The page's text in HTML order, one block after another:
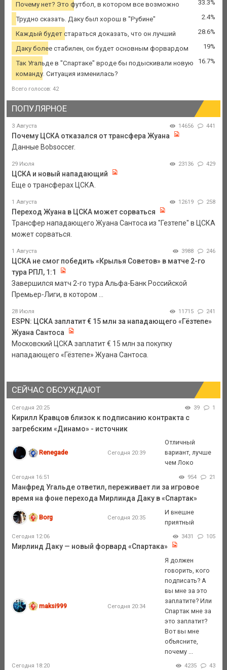
Почему нет? Это футбол, в котором все возможно 33.3%
Трудно сказать. Даку был хорош в "Рубине" 2.4%
Каждый будет стараться доказать, что он лучший 28.6%
Даку более стабилен, он будет основным форвардом 19%
Так Угальде в "Спартаке" вроде бы подыскивали новую
команду. Ситуация изменилась?
16.7%
Всего голосов: 42
ПОПУЛЯРНОЕ
3 Августа 14656 441
Почему ЦСКА отказался от трансфера Жуана
Данные Bobsoccer.
29 Июля 23136 429
ЦСКА и новый нападающий
Еще о трансферах ЦСКА.
1 Августа 12619 258
Переход Жуана в ЦСКА может сорваться
Трансфер нападающего Жуана Сантоса из "Гезтепе" в ЦСКА
может сорваться.
1 Августа 3988 246
ЦСКА не смог победить «Крылья Советов» в матче 2-го
тура РПЛ, 1:1
Завершился матч 2-го тура Альфа-Банк Российской
Премьер-Лиги, в котором ...
28 Июля 11715 241
ESPN: ЦСКА заплатит € 15 млн за нападающего «Гёзтепе»
Жуана Сантоса
Московский ЦСКА заплатит € 15 млн за покупку
нападающего «Гёзтепе» Жуана Сантоса.
СЕЙЧАС ОБСУЖДАЮТ
Сегодня 20:25 39 1
Кирилл Кравцов близок к подписанию контракта с
загребским «Динамо» - источник
Renegade Сегодня 20:39
Отличный
вариант, лучше
чем Локо
Сегодня 16:51 954 21
Манфред Угальде ответил, переживает ли за игровое
время на фоне перехода Мирлинда Даку в «Спартак»
Borg Сегодня 20:35
И внешне
приятный
Сегодня 12:06 3431 105
Мирлинд Даку — новый форвард «Спартака»
maksi999 Сегодня 20:34
Я должен
говорить, кого
подписать? А
вы мне за это
заплатите? Или
Спартак мне за
это заплатит?
Вот вы мне
объясните,
почему ...
Сегодня 18:20 4235 43